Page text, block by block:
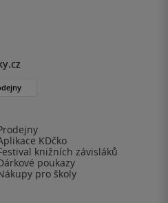
KDčko
knižních závisláků
poukazy
pro školy